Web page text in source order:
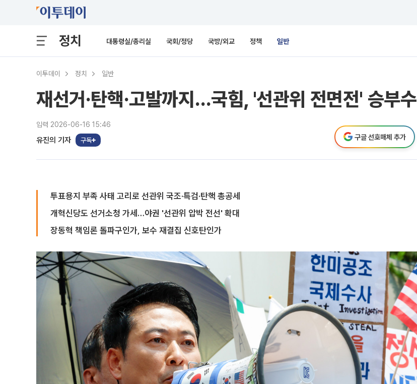
정치 대통령실/총리실 국회/정당 국방/외교 정책 일반
이투데이 정치 일반
재선거·탄핵·고발까지…국힘, '선관위 전면전' 승부수
입력 2026-06-16 15:46
유진의 기자 구독 구글 선호매체 추가
투표용지 부족 사태 고리로 선관위 국조·특검·탄핵 총공세
개혁신당도 선거소청 가세…야권 '선관위 압박 전선' 확대
장동혁 책임론 돌파구인가, 보수 재결집 신호탄인가